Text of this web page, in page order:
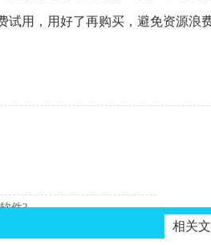
试用，用好了再购买，避免资源浪
件?
相关